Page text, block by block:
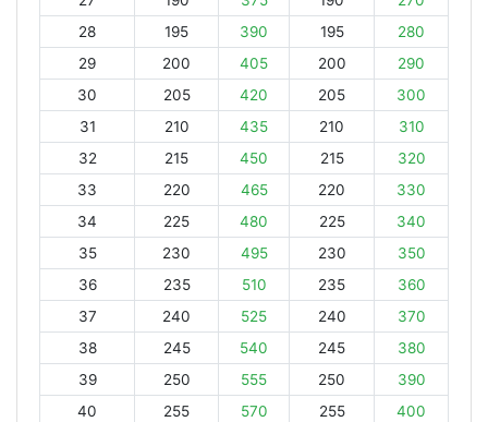
28
195 390 195
280
29
200 405 200
290
30
205 420 205
300
31
210 435 210
310
32
215 450 215
320
33
220 465 220
330
34
225 480 225
340
35
230 495 230
350
36
235 510 235
360
37
240 525 240
370
38
245 540 245
380
39
250 555 250
390
40
255 570 255
400